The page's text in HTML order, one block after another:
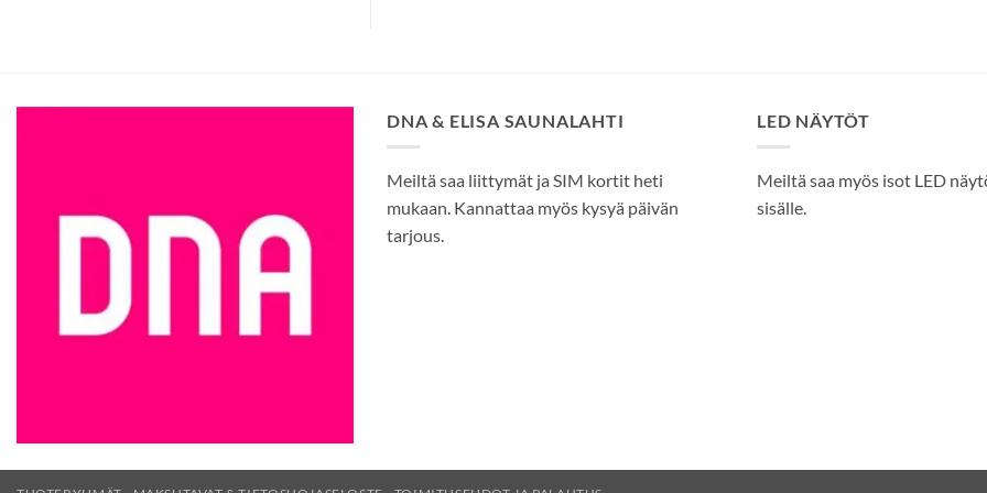
DNA & ELISA SAUNALAHTI
Meiltä saa liittymät ja SIM kortit heti
mukaan. Kannattaa myös kysyä päivän
tarjous.
LED NÄYTÖT
Meiltä saa myös isot LED
sisälle.